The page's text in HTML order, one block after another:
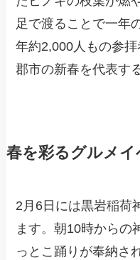
足で渡ることで一年
年約2,000人もの参
郡市の新春を代表す
春を彩るグルメイ
2月6日には黒岩稲荷
ます。朝10時からの
っとこ踊りが奉納さ